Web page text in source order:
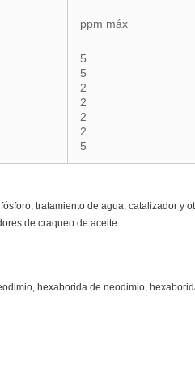
ppm máx
5
5
2
2
2
2
5
tratamiento de agua, catalizador
de craqueo de aceite.
hexaborida de neodimio,